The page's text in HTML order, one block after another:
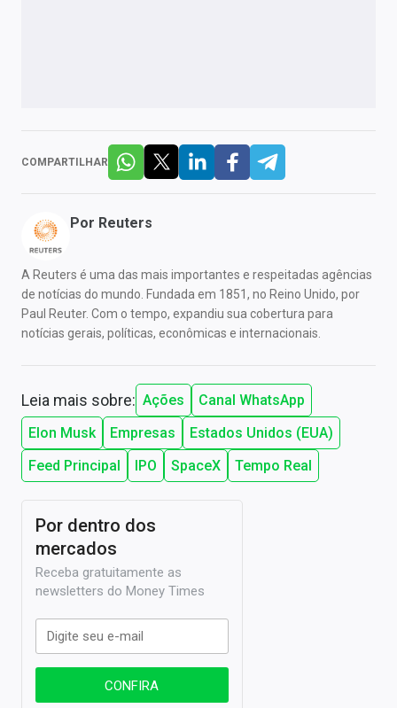
COMPARTILHAR
Por Reuters
A Reuters é uma das mais importantes e respeitadas agências
de notícias do mundo. Fundada em 1851, no Reino Unido, por
Paul Reuter. Com o tempo, expandiu sua cobertura para
notícias gerais, políticas, econômicas e internacionais.
Leia mais sobre: Ações
Canal WhatsApp
Elon Musk
Empresas
Estados Unidos (EUA)
Feed Principal
IPO SpaceX Tempo Real
Por dentro dos
mercados
Receba gratuitamente as
newsletters do Money Times